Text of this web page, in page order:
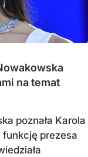
na temat
poznała Karola
funkcję prezesa